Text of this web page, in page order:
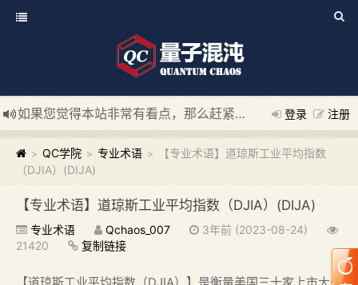
登录 注册
如果您觉得本站非常有看点，那么赶紧使用Ctrl+D 收藏我们吧
新添加量子混沌系统板块，欢迎大家访问！
---“量子混沌系
> QC学院 > 专业术语 >
【专业术语】道琼斯工业平均指数
（DJIA）(DIJA)
【专业术语】道琼斯工业平均指数（DJIA）(DIJA)
专业术语 Qchaos_007
3年前 (2023-08-24)
21420
复制链接